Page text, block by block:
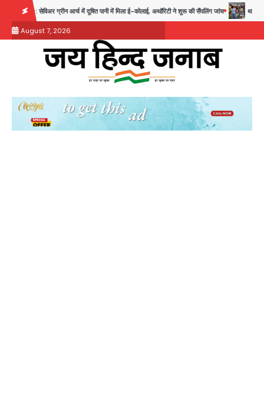
content
में दूषित पानी में मिला ई-कोलाई, अथॉरिटी ने शुरू की सैंपलिंग जांच थाईलैंड के स्कूल में गोलीबारी, 3
August 7, 2026